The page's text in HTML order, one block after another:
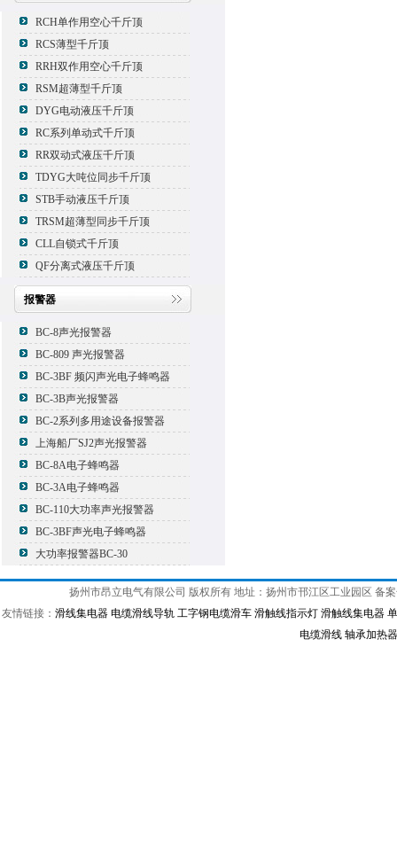
RCH单作用空心千斤顶
RCS薄型千斤顶
RRH双作用空心千斤顶
RSM超薄型千斤顶
DYG电动液压千斤顶
RC系列单动式千斤顶
RR双动式液压千斤顶
TDYG大吨位同步千斤顶
STB手动液压千斤顶
TRSM超薄型同步千斤顶
CLL自锁式千斤顶
QF分离式液压千斤顶
报警器
BC-8声光报警器
BC-809 声光报警器
BC-3BF 频闪声光电子蜂鸣器
BC-3B声光报警器
BC-2系列多用途设备报警器
上海船厂SJ2声光报警器
BC-8A电子蜂鸣器
BC-3A电子蜂鸣器
BC-110大功率声光报警器
BC-3BF声光电子蜂鸣器
大功率报警器BC-30
扬州市昂立电气有限公司 版权所有 地址：扬州市邗江区工业园区 备
友情链接： 滑线集电器 电缆滑线导轨 工字钢电缆滑车 滑触线指示灯 滑触线集电器
电缆滑线 轴承加热器